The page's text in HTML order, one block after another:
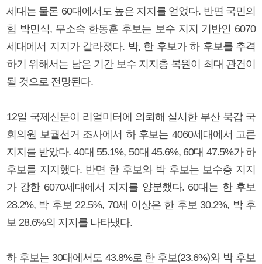
세대는 물론 60대에서도 높은 지지를 얻었다. 반면 국민의
힘 박민식, 무소속 한동훈 후보는 보수 지지 기반인 6070
세대에서 지지가 갈라졌다. 박, 한 후보가 하 후보를 추격
하기 위해서는 남은 기간 보수 지지층 복원이 최대 관건이
될 것으로 전망된다.
12일 국제신문이 리얼미터에 의뢰해 실시한 부산 북갑 국
회의원 보궐선거 조사에서 하 후보는 4060세대에서 고른
지지를 받았다. 40대 55.1%, 50대 45.6%, 60대 47.5%가 하
후보를 지지했다. 반면 한 후보와 박 후보는 보수층 지지
가 강한 6070세대에서 지지를 양분했다. 60대는 한 후보
28.2%, 박 후보 22.5%, 70세 이상은 한 후보 30.2%, 박 후
보 28.6%의 지지를 나타냈다.
하 후보는 30대에서도 43.8%로 한 후보(23.6%)와 박 후보